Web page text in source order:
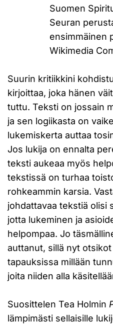
Suomen
Seuran
ensimmäinen
Wikimedia
Suurin kritiikkini
kirjoittaa, joka hänen
tuttu. Teksti on jossain
ja sen logiikasta on
lukemiskerta auttaa
Jos lukija on ennalta
teksti aukeaa myös
tekstissä on turhaa
rohkeammin karsia.
johdattavaa tekstiä olisi
jotta lukeminen ja
helpompaa. Jo
auttanut, sillä nyt
tapauksissa millään
joita niiden alla
Suosittelen Tea Holmin
lämpimästi sellaisille